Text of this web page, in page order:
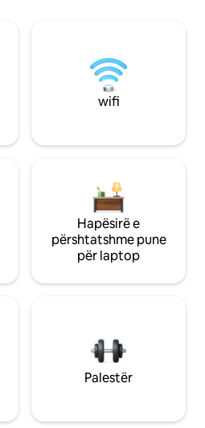
wifi
Hapësirë e
përshtatshme pune
për laptop
Palestër